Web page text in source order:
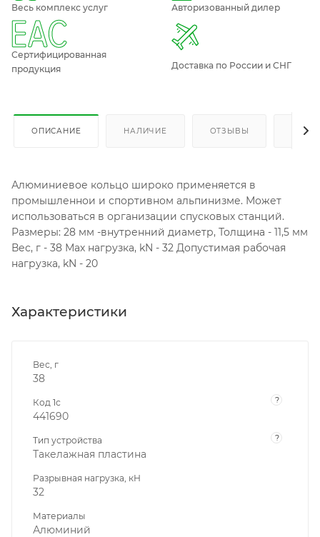
Весь комплекс услуг Авторизованный дилер
Сертифицированная
продукция
Доставка по России и СНГ
ОПИСАНИЕ НАЛИЧИЕ ОТЗЫВЫ КАК
Алюминиевое кольцо широко применяется в
промышленнои и спортивном альпинизме. Может
использоваться в организации спусковых станций.
Размеры: 28 мм -внутренний диаметр, Толщина - 11,5 мм
Вес, г - 38 Мах нагрузка, kN - 32 Допустимая рабочая
нагрузка, kN - 20
Характеристики
Вес, г
38
Код 1с ?
441690
Тип устройства ?
Такелажная пластина
Разрывная нагрузка, кН
32
Материалы
Алюминий